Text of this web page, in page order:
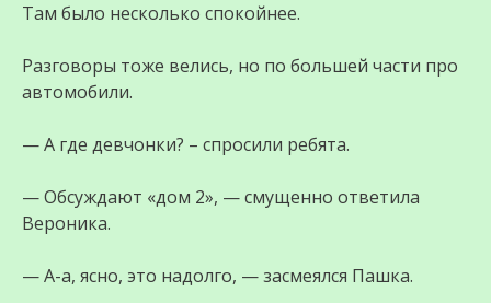
Там было несколько спокойнее.
Разговоры тоже велись, но по большей части про
автомобили.
— А где девчонки? – спросили ребята.
— Обсуждают «дом 2», — смущенно ответила
Вероника.
— А-а, ясно, это надолго, — засмеялся Пашка.